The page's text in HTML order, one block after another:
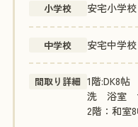
小学校 安宅小学校
中学校 安宅中学校
間取り詳細 1階:DK8
洗 浴室
2階：和室